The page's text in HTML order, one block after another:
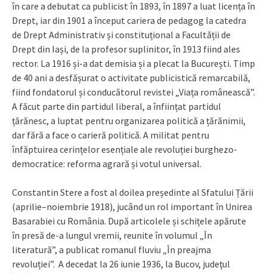
în care a debutat ca publicist în 1893, în 1897 a luat licența în
Drept, iar din 1901 a început cariera de pedagog la catedra
de Drept Administrativ și constituțional a Facultății de
Drept din Iași, de la profesor suplinitor, în 1913 fiind ales
rector. La 1916 și-a dat demisia și a plecat la București. Timp
de 40 ani a desfășurat o activitate publicistică remarcabilă,
fiind fondatorul și conducătorul revistei „Viața românească”.
A făcut parte din partidul liberal, a înființat partidul
țărănesc, a luptat pentru organizarea politică a țărănimii,
dar fără a face o carieră politică. A militat pentru
înfăptuirea cerințelor esențiale ale revoluției burghezo-
democratice: reforma agrară și votul universal.
Constantin Stere a fost al doilea președinte al Sfatului Țării
(aprilie–noiembrie 1918), jucând un rol important în Unirea
Basarabiei cu România. După articolele și schițele apărute
în presă de-a lungul vremii, reunite în volumul „În
literatură”, a publicat romanul fluviu „În preajma
revoluției”. A decedat la 26 iunie 1936, la Bucov, judeţul